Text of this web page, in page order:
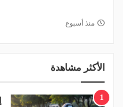
منذ أسبوع
الأكثر مشاهدة
1